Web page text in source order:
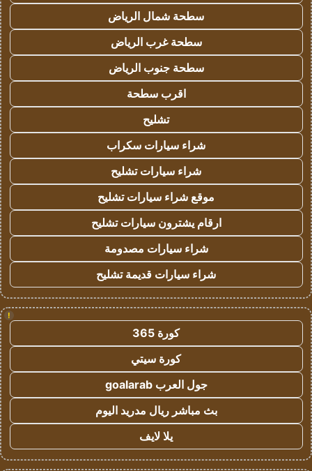
سطحة شمال الرياض
سطحة غرب الرياض
سطحة جنوب الرياض
اقرب سطحة
تشليح
شراء سيارات سكراب
شراء سيارات تشليح
موقع شراء سيارات تشليح
ارقام يشترون سيارات تشليح
شراء سيارات مصدومة
شراء سيارات قديمة تشليح
!
كورة 365
كورة سيتي
جول العرب goalarab
بث مباشر ريال مدريد اليوم
يلا لايف